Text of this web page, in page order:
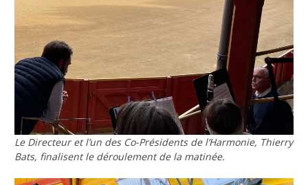
Le Directeur et l’un des Co-Présidents de l’Harmonie, Thierry
Bats, finalisent le déroulement de la matinée.